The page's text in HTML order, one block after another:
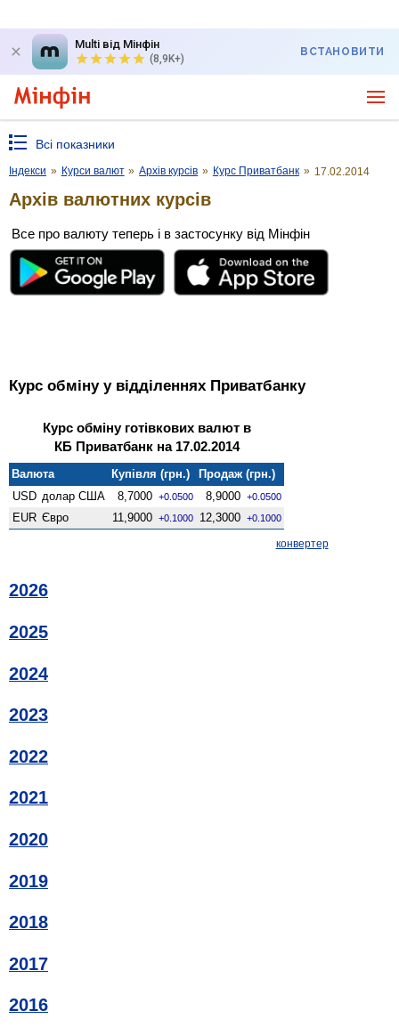
Multi від Мінфін
(8,9K+)
ВСТАНОВИТИ
Всі показники
Індекси » Курси валют » Архів курсів » Курс Приватбанк » 17.02.2014
Архів валютних курсів
Все про валюту теперь і в застосунку від Мінфін
Курс обміну у відділеннях Приватбанку
Курс обміну готівкових валют в
КБ Приватбанк на 17.02.2014
Валюта Купівля (грн.)
Продаж (грн.)
USD долар США 8,7000 +0.0500 8,9000 +0.0500
EUR Євро 11,9000 +0.1000 12,3000 +0.1000
конвертер
2026
2025
2024
2023
2022
2021
2020
2019
2018
2017
2016